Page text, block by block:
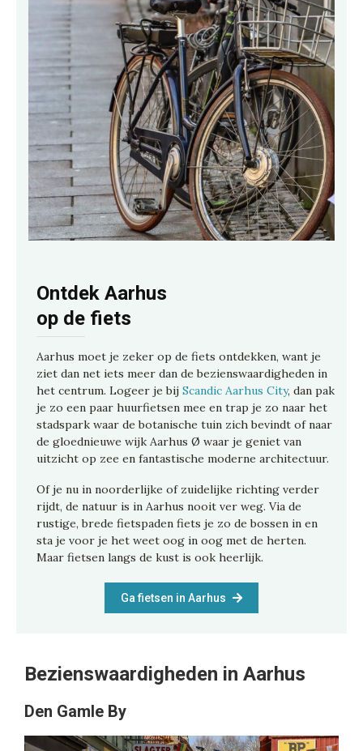
Ontdek Aarhus
op de fiets
Aarhus moet je zeker op de fiets ontdekken, want je
ziet dan net iets meer dan de bezienswaardigheden in
het centrum. Logeer je bij Scandic Aarhus City, dan pak
je zo een paar huurfietsen mee en trap je zo naar het
stadspark waar de botanische tuin zich bevindt of naar
de gloednieuwe wijk Aarhus Ø waar je geniet van
uitzicht op zee en fantastische moderne architectuur.
Of je nu in noorderlijke of zuidelijke richting verder
rijdt, de natuur is in Aarhus nooit ver weg. Via de
rustige, brede fietspaden fiets je zo de bossen in en
sta je voor je het weet oog in oog met de herten.
Maar fietsen langs de kust is ook heerlijk.
Ga fietsen in Aarhus
Bezienswaardigheden in Aarhus
Den Gamle By